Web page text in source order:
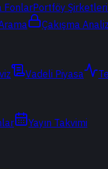
FonlarPortföy Şirketleri
Çakışma
Vadeli Piyasa
Yayın Takvimi